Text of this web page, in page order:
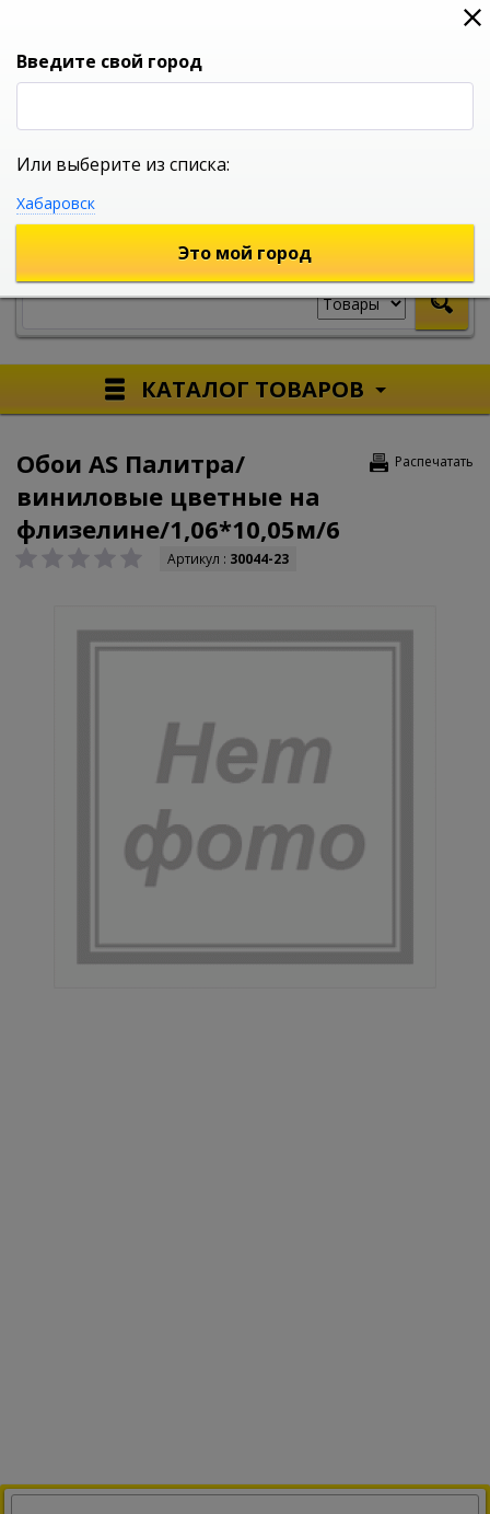
0
УНИВЕРСАЛЬНЫЙ ИНТЕРНЕТ МАГАЗИН
КАТАЛОГ ТОВАРОВ
Распечатать
Обои AS Палитра/
виниловые цветные на
флизелине/1,06*10,05м/6
Артикул : 30044-23
Введите свой город
Или выберите из списка:
Хабаровск
Это мой город